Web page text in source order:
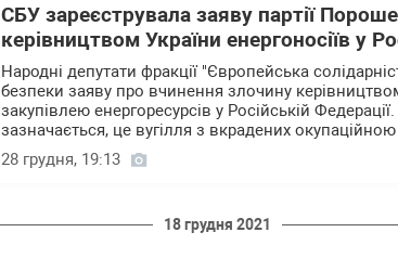
СБУ зареєструвала заяву партії
керівництвом України енергоносіїв у
Народні депутати фракції "Європейська
безпеки заяву про вчинення злочину
закупівлею енергоресурсів у Російській
зазначається, це вугілля з вкрадених
28 грудня, 19:13
18 грудня 2021